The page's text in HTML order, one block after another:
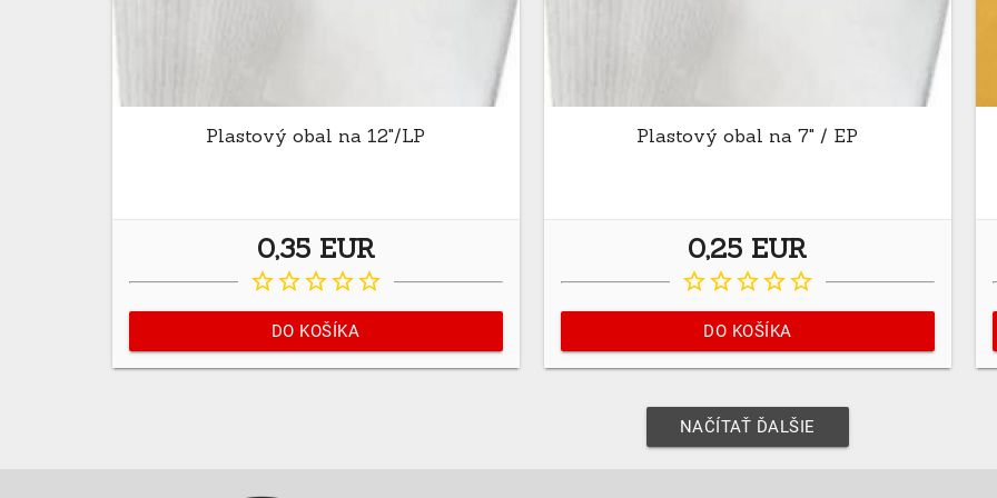
Plastový obal na 12"/LP
0,35 EUR
star_borderstar_borderstar_borderstar_borderstar_border
DO KOŠÍKA
Plastový obal na 7" / EP
0,25 EUR
star_borderstar_borderstar_borderstar_borderstar_border
DO KOŠÍKA
NAČÍTAŤ ĎALŠIE